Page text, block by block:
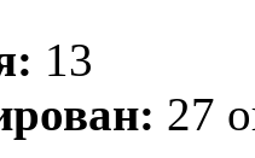
13
27